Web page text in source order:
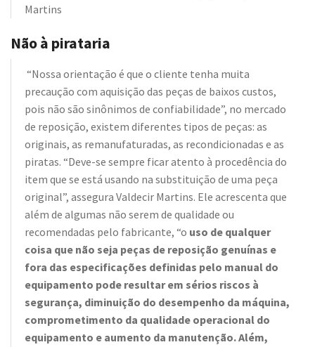
Martins
Não à pirataria
“Nossa orientação é que o cliente tenha muita
precaução com aquisição das peças de baixos custos,
pois não são sinônimos de confiabilidade”, no mercado
de reposição, existem diferentes tipos de peças: as
originais, as remanufaturadas, as recondicionadas e as
piratas. “Deve-se sempre ficar atento à procedência do
item que se está usando na substituição de uma peça
original”, assegura Valdecir Martins. Ele acrescenta que
além de algumas não serem de qualidade ou
recomendadas pelo fabricante, “o uso de qualquer
coisa que não seja peças de reposição genuínas e
fora das especificações definidas pelo manual do
equipamento pode resultar em sérios riscos à
segurança, diminuição do desempenho da máquina,
comprometimento da qualidade operacional do
equipamento e aumento da manutenção. Além,